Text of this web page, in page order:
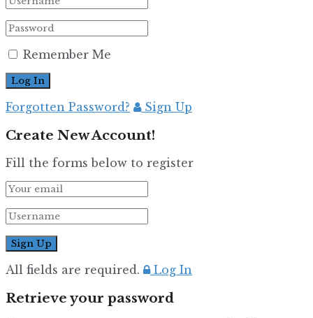
Remember Me
Forgotten Password? Sign Up
Create New Account!
Fill the forms below to register
All fields are required. Log In
Retrieve your password